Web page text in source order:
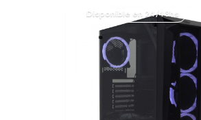
Disponible en 24/48hs